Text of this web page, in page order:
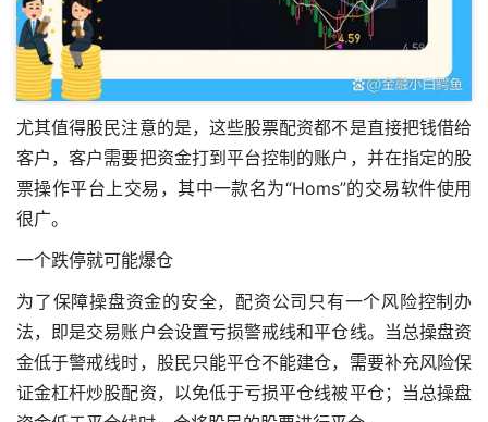
尤其值得股民注意的是，这些股票配资都不是直接把钱借给
客户，客户需要把资金打到平台控制的账户，并在指定的股
票操作平台上交易，其中一款名为“Homs”的交易软件使用
很广。
一个跌停就可能爆仓
为了保障操盘资金的安全，配资公司只有一个风险控制办
法，即是交易账户会设置亏损警戒线和平仓线。当总操盘资
金低于警戒线时，股民只能平仓不能建仓，需要补充风险保
证金杠杆炒股配资，以免低于亏损平仓线被平仓；当总操盘